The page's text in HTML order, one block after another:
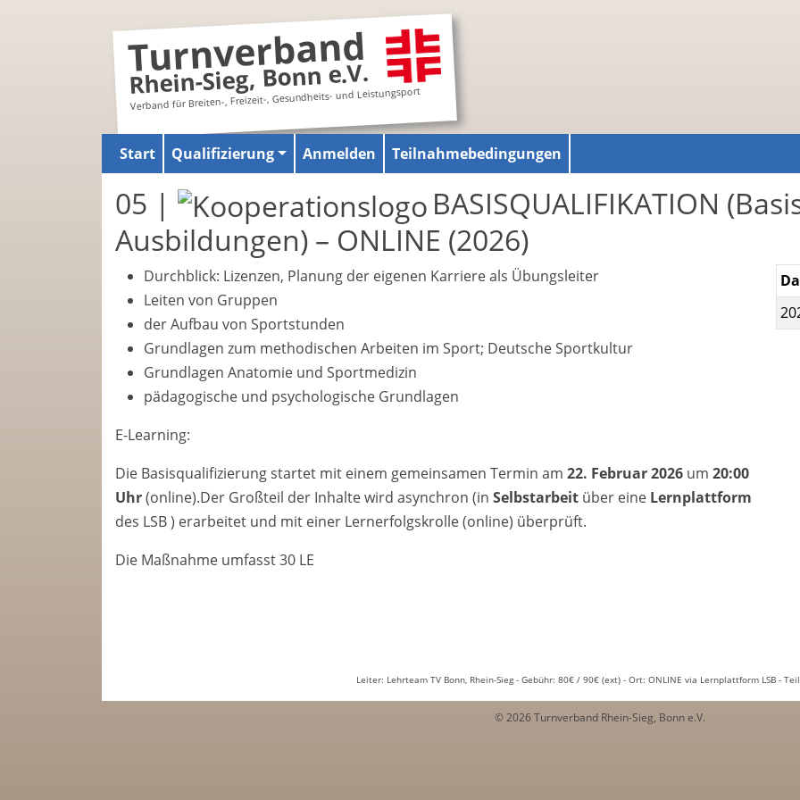
Turnverband
Rhein-Sieg, Bonn e.V.
Verband für Breiten-, Freizeit-, Gesundheits- und Leistungsport
Start Qualifizierung Anmelden Teilnahmebedingungen
05 |
BASISQUALIFIKATION
Ausbildungen) – ONLINE (2026)
Durchblick: Lizenzen, Planung der eigenen Karriere als Übungsleiter
Leiten von Gruppen
der Aufbau von Sportstunden
Grundlagen zum methodischen Arbeiten im Sport; Deutsche Sportkultur
Grundlagen Anatomie und Sportmedizin
pädagogische und psychologische Grundlagen
E-Learning:
Die Basisqualifizierung startet mit einem gemeinsamen Termin am 22. Februar 2026 um 20:00
Uhr(online).Der Großteil der Inhalte wird asynchron (in Selbstarbeit über eine Lernplattform
des LSB ) erarbeitet und mit einer Lernerfolgskrolle (online) überprüft.
Die Maßnahme umfasst 30 LE
Leiter: Lehrteam TV Bonn, Rhein-Sieg - Gebühr: 80€ / 90€ (ext) - Ort: ONLINE via Lernplattform LSB -
© 2026 Turnverband Rhein-Sieg, Bonn e.V.